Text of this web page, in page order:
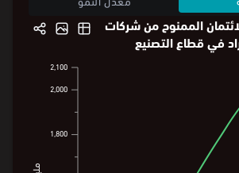
معدل النمو
الممنوح من شركات
في قطاع التصنيع
2,100
2,000
1,800